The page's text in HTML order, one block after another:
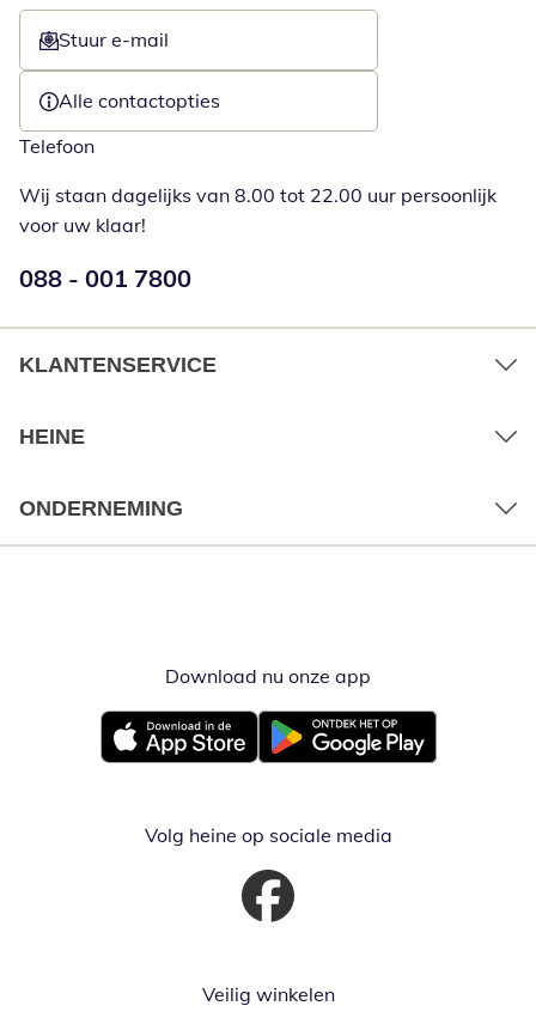
Stuur e-mail
Opent e-mailclient
Alle contactopties
Telefoon
Wij staan dagelijks van 8.00 tot 22.00 uur persoonlijk
voor uw klaar!
Telefoonnummer:
088 - 001 7800
KLANTENSERVICE
HEINE
ONDERNEMING
Download nu onze app
Opent in nieuw vensterOpent in nieuw venster
Volg heine op sociale media
Opent in nieuw venster
Veilig winkelen